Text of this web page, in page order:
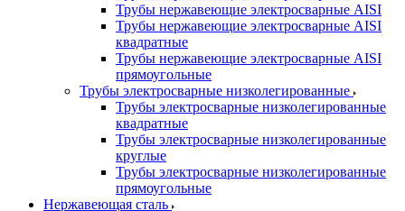
Трубы нержавеющие электросварные AISI
Трубы нержавеющие электросварные AISI
квадратные
Трубы нержавеющие электросварные AISI
прямоугольные
Трубы электросварные низколегированные
Трубы электросварные низколегированные
квадратные
Трубы электросварные низколегированные
круглые
Трубы электросварные низколегированные
прямоугольные
Нержавеющая сталь